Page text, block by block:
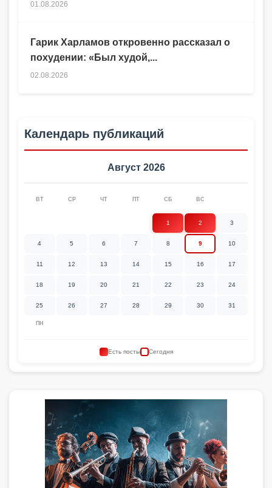
Гарик Харламов откровенно рассказал о
похудении: «Был худой,...
02.08.2026
01.08.2026
Календарь публикаций
Август 2026
ПН
ВТ СР ЧТ ПТ СБ ВС
1 2 3
4 5 6 7 8 9 10
11 12 13 14 15 16 17
18 19 20 21 22 23 24
25 26 27 28 29 30 31
Есть посты Сегодня